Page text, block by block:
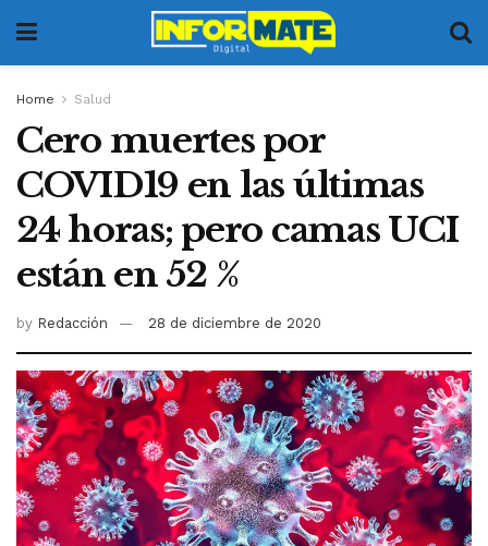
Home Salud
Cero muertes por
COVID19 en las últimas
24 horas; pero camas UCI
están en 52 %
by Redacción 28 de diciembre de 2020